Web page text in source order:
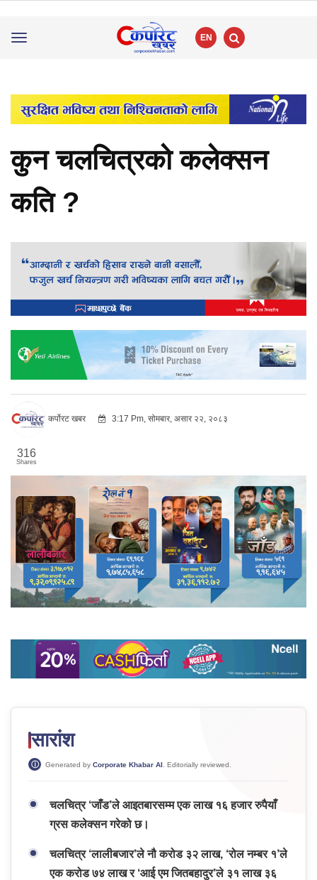
Toggle
EN
कुन चलचित्रको कलेक्सन
कति ?
कर्पोरट खबर 3:17 Pm, सोमबार, असार २२, २०८३
316
Shares
सारांश
Generated by Corporate Khabar AI . Editorially reviewed.
चलचित्र ‘जाँड’ले आइतबारसम्म एक लाख १६ हजार रुपैयाँ
ग्रस कलेक्सन गरेको छ।
चलचित्र ‘लालीबजार’ले नौ करोड ३२ लाख, ‘रोल नम्बर १’ले
एक करोड ७४ लाख र ‘आई एम जितबहादुर’ले ३१ लाख ३६